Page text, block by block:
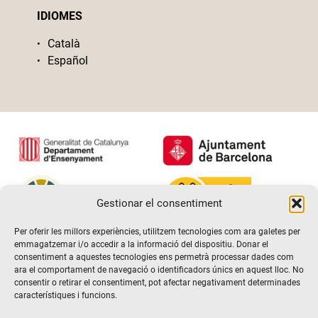
Gestionar el consentiment
Per oferir les millors experiències, utilitzem tecnologies com ara galetes per
emmagatzemar i/o accedir a la informació del dispositiu. Donar el
consentiment a aquestes tecnologies ens permetrà processar dades com
ara el comportament de navegació o identificadors únics en aquest lloc. No
consentir o retirar el consentiment, pot afectar negativament determinades
característiques i funcions.
IDIOMES
Català
Español